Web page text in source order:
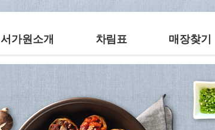
서가원소개 차림표 매장찾기